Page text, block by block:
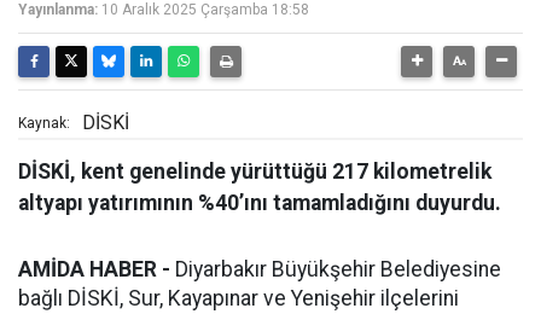
Yayınlanma: 10 Aralık 2025 Çarşamba 18:58
Kaynak: DİSKİ
DİSKİ, kent genelinde yürüttüğü 217 kilometrelik
altyapı yatırımının %40’ını tamamladığını duyurdu.
AMİDA HABER - Diyarbakır Büyükşehir Belediyesine
bağlı DİSKİ, Sur, Kayapınar ve Yenişehir ilçelerini